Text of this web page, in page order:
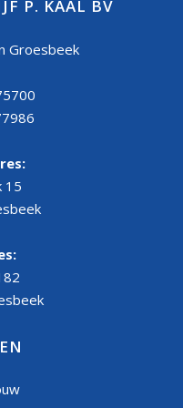
P. KAAL BV
Groesbeek
15